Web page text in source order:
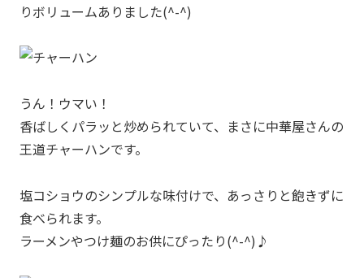
りボリュームありました(^-^)
うん！ウマい！
香ばしくパラッと炒められていて、まさに中華屋さんの
王道チャーハンです。
塩コショウのシンプルな味付けで、あっさりと飽きずに
食べられます。
ラーメンやつけ麺のお供にぴったり(^-^)♪